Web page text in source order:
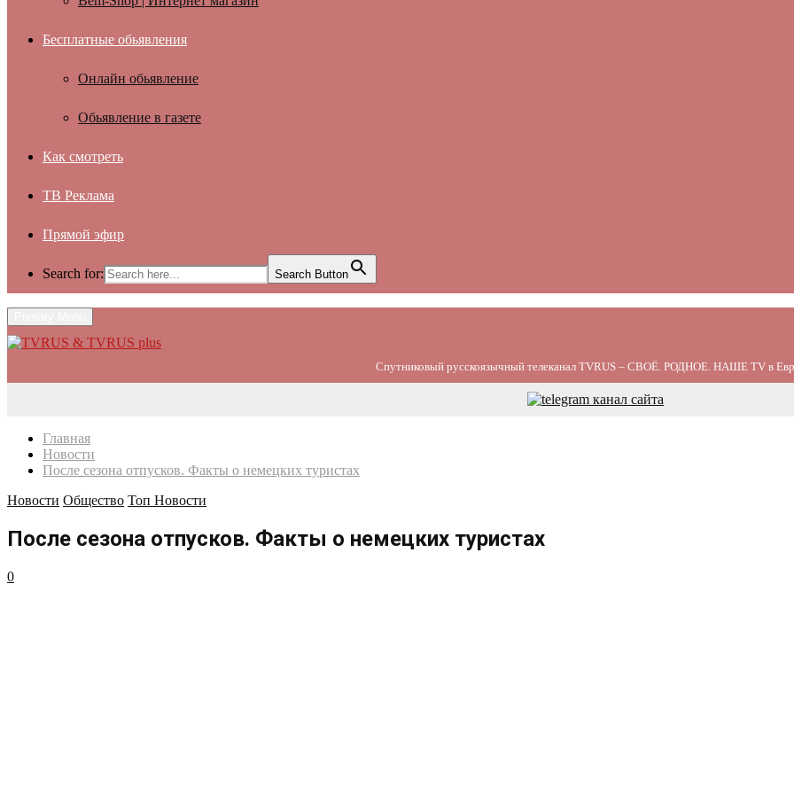
Бесплатные обьявления
Онлайн обьявление
Обьявление в газете
Как смотреть
ТВ Реклама
Прямой эфир
Search for: Search Button
Спутниковый русскоязычный телеканал TVRUS – СВОЁ. РОДНОЕ. НАШЕ TV в
Главная
Новости
После сезона отпусков. Факты о немецких туристах
Новости Общество Топ Новости
После сезона отпусков. Факты о немецких туристах
0